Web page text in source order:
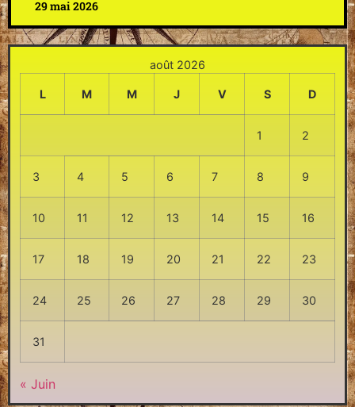
29 mai 2026
août 2026
L M M J V S D
1 2
3 4 5 6 7 8 9
10 11 12 13 14 15 16
17 18 19 20 21 22 23
24 25 26 27 28 29 30
31
« Juin